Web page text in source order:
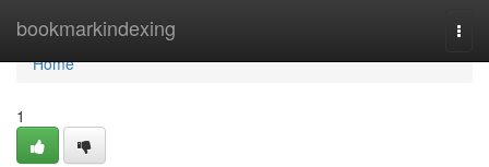
bookmarkindexing
Home
Home
1